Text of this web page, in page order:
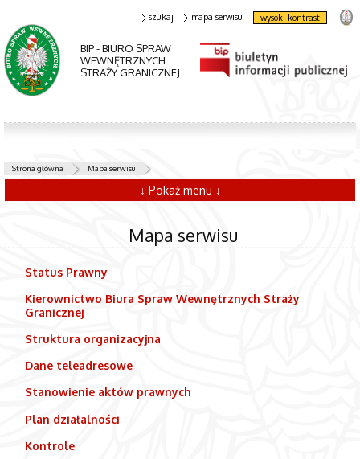
BIP - BIURO SPRAW
WEWNĘTRZNYCH
STRAŻY GRANICZNEJ
szukaj mapa serwisu wysoki kontrast
Strona główna Mapa serwisu
↓ Pokaż menu ↓
Mapa serwisu
Status Prawny
Kierownictwo Biura Spraw Wewnętrznych Straży
Granicznej
Struktura organizacyjna
Dane teleadresowe
Stanowienie aktów prawnych
Plan działalności
Kontrole